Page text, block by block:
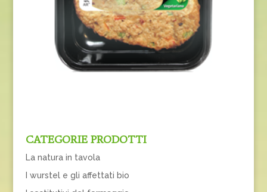
CATEGORIE PRODOTTI
La natura in tavola
I wurstel e gli affettati bio